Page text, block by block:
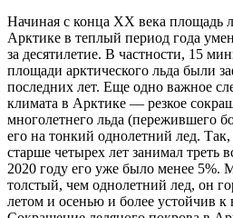
Начиная с конца XX века площадь
Арктике в теплый период года
за десятилетие. В частности, 15
площади арктического льда были
последних лет. Еще одно важное
климата в Арктике — резкое
многолетнего льда (пережившего
его на тонкий однолетний лед.
старше четырех лет занимал треть
2020 году его уже было менее 5%.
толстый, чем однолетний лед, он
летом и осенью и более устойчив к